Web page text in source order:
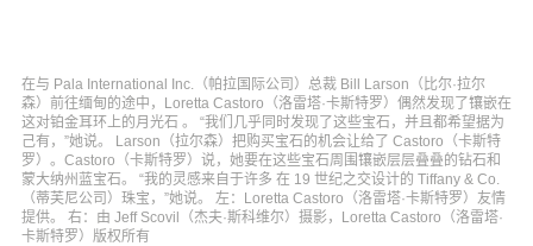
在与 Pala International Inc.（帕拉国际公司）总裁 Bill Larson（比尔·拉尔
森）前往缅甸的途中，Loretta Castoro（洛雷塔·卡斯特罗）偶然发现了镶嵌在
这对铂金耳环上的月光石 。 “我们几乎同时发现了这些宝石，并且都希望据为
己有，”她说。 Larson（拉尔森）把购买宝石的机会让给了 Castoro（卡斯特
罗）。Castoro（卡斯特罗）说，她要在这些宝石周围镶嵌层层叠叠的钻石和
蒙大纳州蓝宝石。 “我的灵感来自于许多 在 19 世纪之交设计的 Tiffany & Co.
（蒂芙尼公司）珠宝，”她说。 左：Loretta Castoro（洛雷塔·卡斯特罗）友情
提供。 右：由 Jeff Scovil（杰夫·斯科维尔）摄影，Loretta Castoro（洛雷塔·
卡斯特罗）版权所有